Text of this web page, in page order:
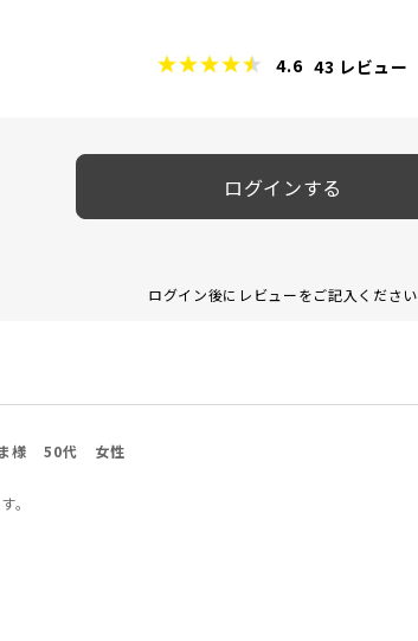
4.6 43 レビュー
ログインする
ログイン後にレビューをご記入ください
様 50代 女性
。